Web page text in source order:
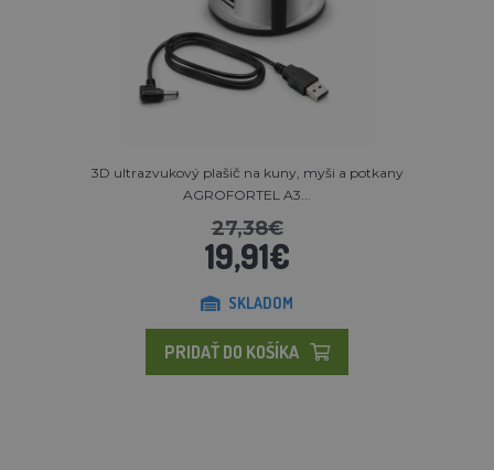
3D ultrazvukový plašič na kuny, myši a potkany
AGROFORTEL A3...
27,38€
19,91€
SKLADOM
PRIDAŤ DO KOŠÍKA